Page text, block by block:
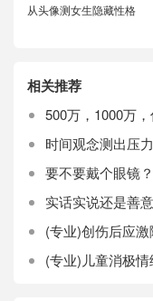
从头像测女生隐藏性格
相关推荐
500万，1000万
时间观念测出压
要不要戴个眼镜？
实话实说还是善
(专业)创伤后应激
(专业)儿童消极情